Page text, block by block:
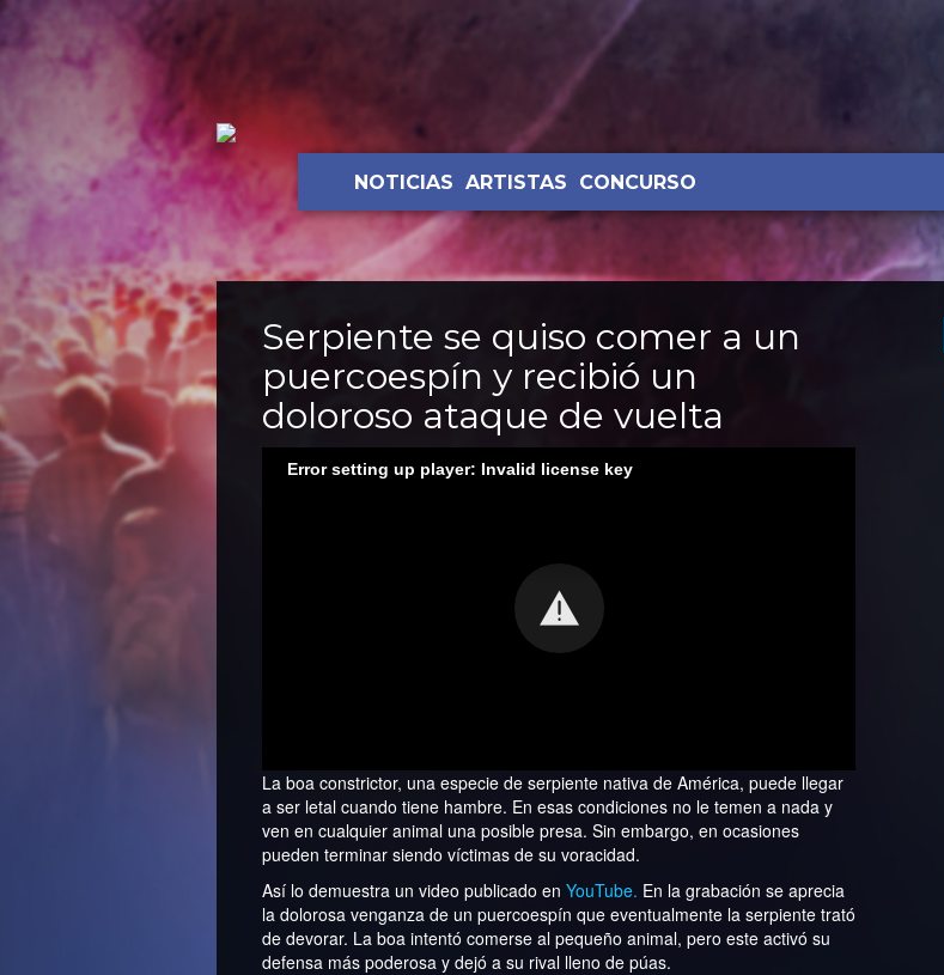
NOTICIAS ARTISTAS CONCURSO
Serpiente se quiso comer a un
puercoespín y recibió un
doloroso ataque de vuelta
Error setting up player: Invalid license key
La boa constrictor, una especie de serpiente nativa de América, puede llegar
a ser letal cuando tiene hambre. En esas condiciones no le temen a nada y
ven en cualquier animal una posible presa. Sin embargo, en ocasiones
pueden terminar siendo víctimas de su voracidad.
Así lo demuestra un video publicado enYouTube. En la grabación se aprecia
la dolorosa venganza de un puercoespín que eventualmente la serpiente trató
de devorar. La boa intentó comerse al pequeño animal, pero este activó su
defensa más poderosa y dejó a su rival lleno de púas.